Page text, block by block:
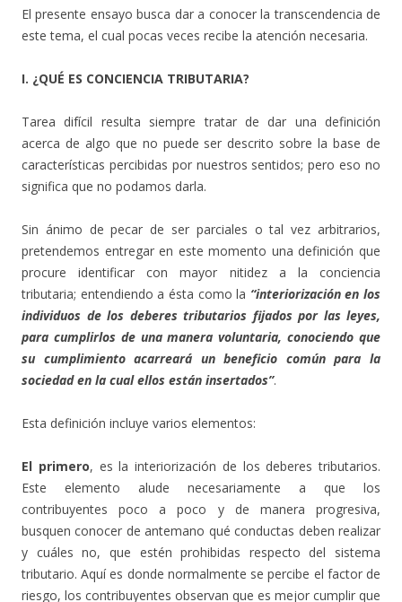
El presente ensayo busca dar a conocer la transcendencia de
este tema, el cual pocas veces recibe la atención necesaria.
I. ¿QUÉ ES CONCIENCIA TRIBUTARIA?
Tarea difícil resulta siempre tratar de dar una definición
acerca de algo que no puede ser descrito sobre la base de
características percibidas por nuestros sentidos; pero eso no
significa que no podamos darla.
Sin ánimo de pecar de ser parciales o tal vez arbitrarios,
pretendemos entregar en este momento una definición que
procure identificar con mayor nitidez a la conciencia
tributaria; entendiendo a ésta como la “interiorización en los
individuos de los deberes tributarios fijados por las leyes,
para cumplirlos de una manera voluntaria, conociendo que
su cumplimiento acarreará un beneficio común para la
sociedad en la cual ellos están insertados”.
Esta definición incluye varios elementos:
El primero, es la interiorización de los deberes tributarios.
Este elemento alude necesariamente a que los
contribuyentes poco a poco y de manera progresiva,
busquen conocer de antemano qué conductas deben realizar
y cuáles no, que estén prohibidas respecto del sistema
tributario. Aquí es donde normalmente se percibe el factor de
riesgo, los contribuyentes observan que es mejor cumplir que